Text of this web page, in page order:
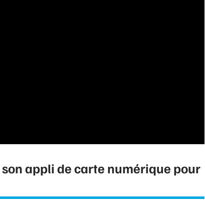
appli de carte numérique pour